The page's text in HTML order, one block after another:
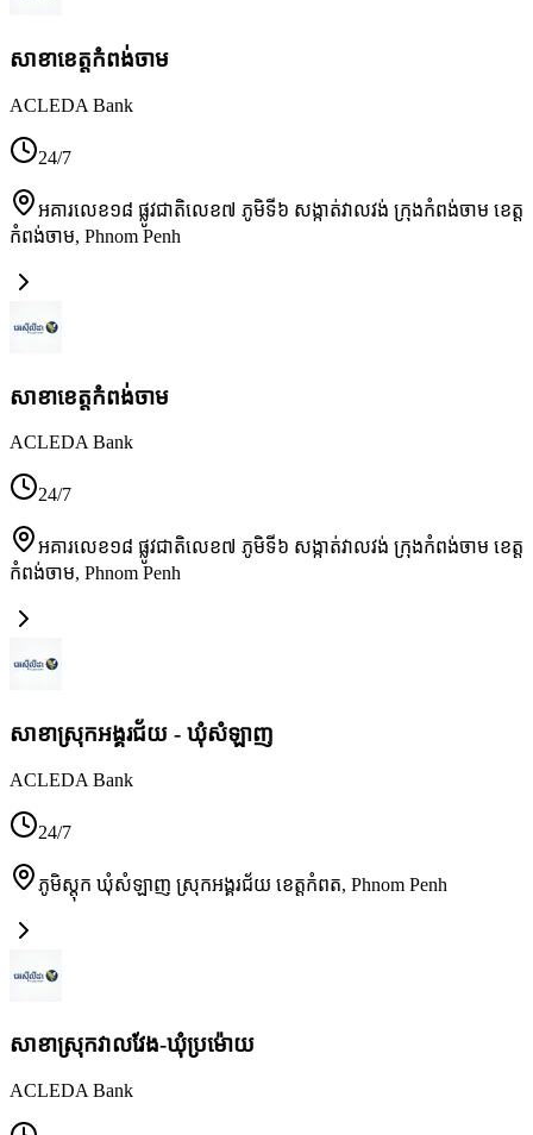
សាខា​ខេត្តកំពង់ចាម
ACLEDA Bank
24/7
អគារលេខ១៨ ផ្លូវជាតិលេខ៧ ភូមិទី៦ សង្កាត់វាលវង់ ក្រុងកំពង់ចាម ខេត្ត
កំពង់ចាម, Phnom Penh
សាខា​ខេត្តកំពង់ចាម
ACLEDA Bank
24/7
អគារលេខ១៨ ផ្លូវជាតិលេខ៧ ភូមិទី៦ សង្កាត់វាលវង់ ក្រុងកំពង់ចាម ខេត្ត
កំពង់ចាម, Phnom Penh
សាខាស្រុកអង្គរជ័យ - ឃុំសំឡាញ
ACLEDA Bank
24/7
ភូមិស្តុក ឃុំសំឡាញ ស្រុកអង្គរជ័យ ខេត្តកំពត, Phnom Penh
សាខាស្រុកវាលវែង-ឃុំប្រម៉ោយ
ACLEDA Bank